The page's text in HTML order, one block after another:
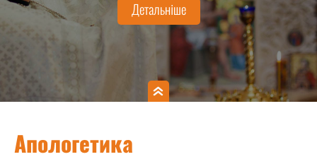
Детальніше
Апологетика